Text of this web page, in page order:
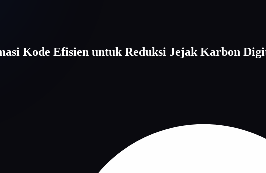
Kode Efisien untuk Reduksi Jejak Karbon